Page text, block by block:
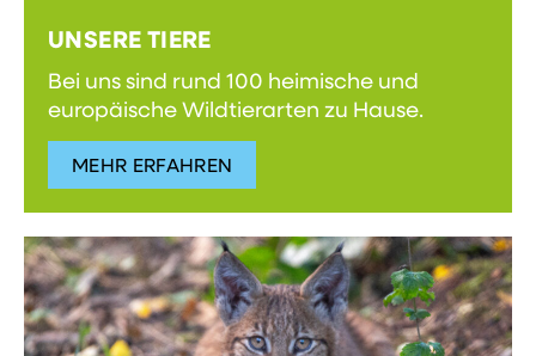
UNSERE TIERE
Bei uns sind rund 100 heimische und
europäische Wildtierarten zu Hause.
MEHR ERFAHREN